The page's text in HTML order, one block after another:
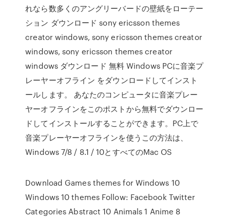
れなら数多くのアングリーバードの壁紙をローテー
ション ダウンロード sony ericsson themes
creator windows, sony ericsson themes creator
windows, sony ericsson themes creator
windows ダウンロード 無料 Windows PCに音楽プ
レーヤーオフライン をダウンロードしてインスト
ールします。 あなたのコンピュータに音楽プレー
ヤーオフラインをこのポストから無料でダウンロー
ドしてインストールすることができます。PC上で
音楽プレーヤーオフラインを使うこの方法は、
Windows 7/8 / 8.1 / 10とすべてのMac OS
Download Games themes for Windows 10
Windows 10 themes Follow: Facebook Twitter
Categories Abstract 10 Animals 1 Anime 8